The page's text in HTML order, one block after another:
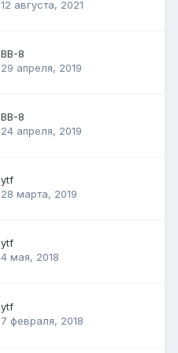
12 августа, 2021
BB-8
29 апреля, 2019
BB-8
24 апреля, 2019
ytf
28 марта, 2019
ytf
4 мая, 2018
ytf
7 февраля, 2018